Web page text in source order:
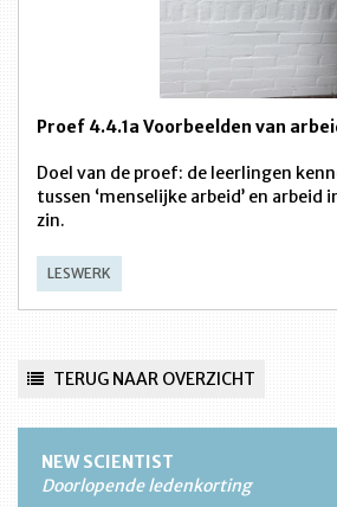
Proef 4.4.1a Voorbeelden van
Doel van de proef: de leerlingen
tussen ‘menselijke arbeid’ en arbeid
zin.
LESWERK
TERUG NAAR OVERZICHT
NEW SCIENTIST
Doorlopende ledenkorting